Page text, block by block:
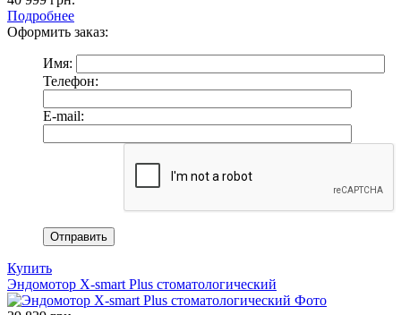
Подробнее
Оформить заказ:
Имя:
Телефон:
E-mail:
Купить
Эндомотор X-smart Plus стоматологический